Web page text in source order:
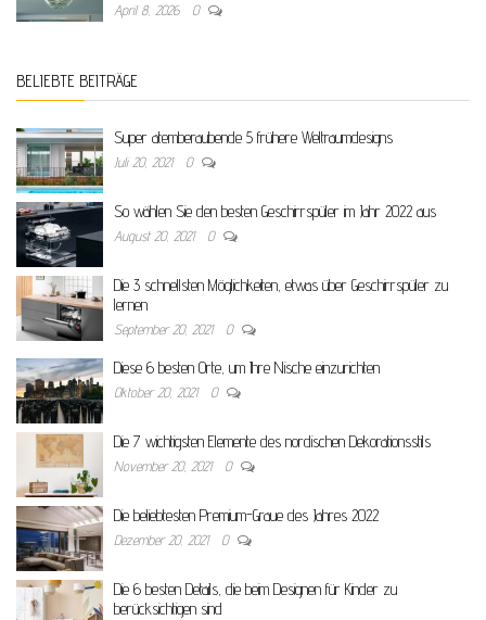
April 8, 2026 0
BELIEBTE BEITRÄGE
Super atemberaubende 5 frühere Weltraumdesigns
Juli 20, 2021 0
So wählen Sie den besten Geschirrspüler im Jahr 2022 aus
August 20, 2021 0
Die 3 schnellsten Möglichkeiten, etwas über Geschirrspüler zu
lernen
September 20, 2021 0
Diese 6 besten Orte, um Ihre Nische einzurichten
Oktober 20, 2021 0
Die 7 wichtigsten Elemente des nordischen Dekorationsstils
November 20, 2021 0
Die beliebtesten Premium-Graue des Jahres 2022
Dezember 20, 2021 0
Die 6 besten Details, die beim Designen für Kinder zu
berücksichtigen sind